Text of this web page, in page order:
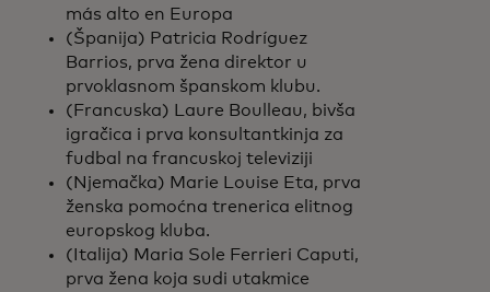
más alto en Europa
(Španija) Patricia Rodríguez
Barrios, prva žena direktor u
prvoklasnom španskom klubu.
(Francuska) Laure Boulleau, bivša
igračica i prva konsultantkinja za
fudbal na francuskoj televiziji
(Njemačka) Marie Louise Eta, prva
ženska pomoćna trenerica elitnog
europskog kluba.
(Italija) Maria Sole Ferrieri Caputi,
prva žena koja sudi utakmice